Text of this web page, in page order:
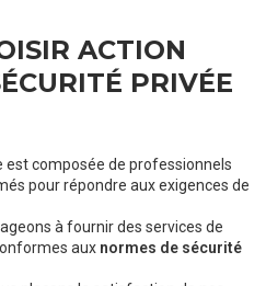
ACTION
PRIVÉE
est composée de professionnels
pour répondre aux exigences de
à fournir des services de
aux normes de sécurité